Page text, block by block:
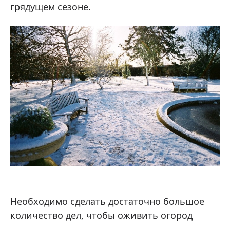
грядущем сезоне.
Необходимо сделать достаточно большое
количество дел, чтобы оживить огород